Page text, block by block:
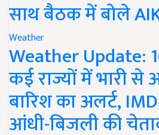
साथ बैठक में बोले
Weather
Weather Update:
कई राज्यों में भारी से
बारिश का अलर्ट,
आंधी-बिजली की